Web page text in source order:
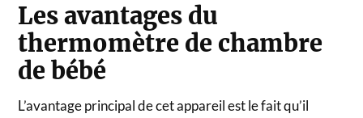
Les avantages du
thermomètre de chambre
de bébé
L’avantage principal de cet appareil est le fait qu’il